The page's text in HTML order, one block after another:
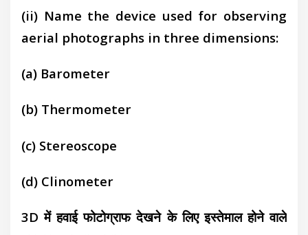
(ii) Name the device used for observing
aerial photographs in three dimensions:
(a) Barometer
(b) Thermometer
(c) Stereoscope
(d) Clinometer
3D में हवाई फोटोग्राफ देखने के लिए इस्तेमाल होने वाले